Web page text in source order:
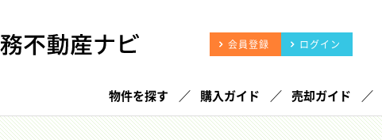
会員登録 ログイン
物件を探す 購入ガイド 売却ガイド